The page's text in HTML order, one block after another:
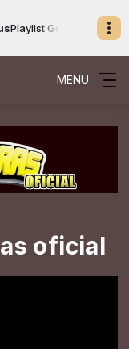
Gospel das 00:00 às
MENU
oficial